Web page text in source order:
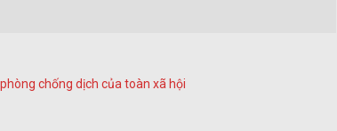
chống dịch của toàn xã hội